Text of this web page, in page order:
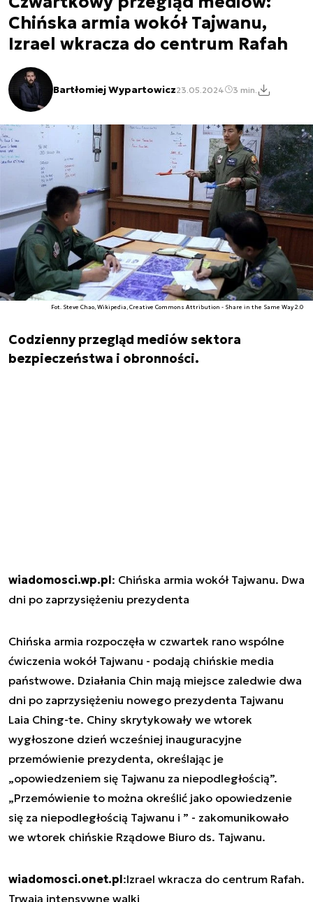
Chińska armia wokół Tajwanu,
Izrael wkracza do centrum Rafah
Bartłomiej Wypartowicz23.05.2024 3 min.
Fot. Steve Chao, Wikipedia, Creative Commons Attribution - Share in the Same Way 2.0
Codzienny przegląd mediów sektora
bezpieczeństwa i obronności.
wiadomosci.wp.pl: Chińska armia wokół Tajwanu. Dwa
dni po zaprzysiężeniu prezydenta
Chińska armia rozpoczęła w czwartek rano wspólne
ćwiczenia wokół Tajwanu - podają chińskie media
państwowe. Działania Chin mają miejsce zaledwie dwa
dni po zaprzysiężeniu nowego prezydenta Tajwanu
Laia Ching-te. Chiny skrytykowały we wtorek
wygłoszone dzień wcześniej inauguracyjne
przemówienie prezydenta, określając je
„opowiedzeniem się Tajwanu za niepodległością”.
„Przemówienie to można określić jako opowiedzenie
się za niepodległością Tajwanu i ” - zakomunikowało
we wtorek chińskie Rządowe Biuro ds. Tajwanu.
wiadomosci.onet.pl:Izrael wkracza do centrum Rafah.
Trwają intensywne walki